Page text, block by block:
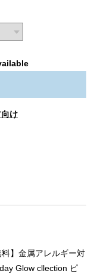
け
料】金属アレルギー対
Glow cllection ピ